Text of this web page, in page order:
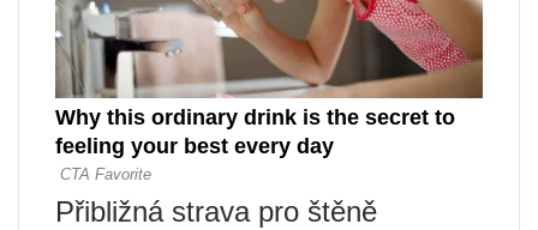
Přibližná strava pro štěně